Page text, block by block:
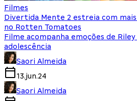
Filmes
Divertida Mente 2 estreia com
no Rotten Tomatoes
Filme acompanha emoções de Riley
adolescência
Saori Almeida
13.jun.24
Saori Almeida